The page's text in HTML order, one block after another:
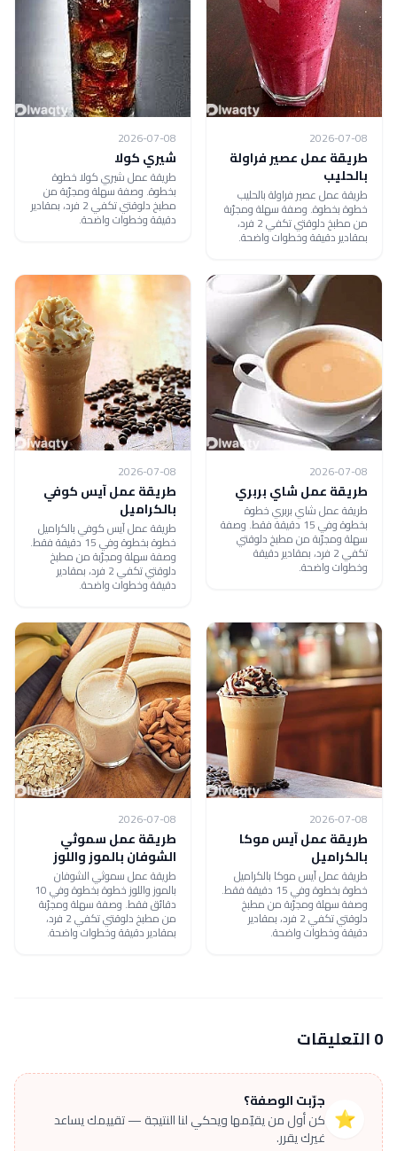
2026-07-08
طريقة عمل عصير فراولة
بالحليب
طريقة عمل عصير فراولة بالحليب
خطوة بخطوة. وصفة سهلة ومجرّبة
من مطبخ دلوقتي تكفي 2 فرد،
بمقادير دقيقة وخطوات واضحة.
2026-07-08
شيري كولا
طريقة عمل شيري كولا خطوة
بخطوة. وصفة سهلة ومجرّبة من
مطبخ دلوقتي تكفي 2 فرد، بمقادير
دقيقة وخطوات واضحة.
2026-07-08
طريقة عمل شاي بربري
طريقة عمل شاي بربري خطوة
بخطوة وفي 15 دقيقة فقط. وصفة
سهلة ومجرّبة من مطبخ دلوقتي
تكفي 2 فرد، بمقادير دقيقة
وخطوات واضحة.
2026-07-08
طريقة عمل آيس كوفي
بالكراميل
طريقة عمل آيس كوفي بالكراميل
خطوة بخطوة وفي 15 دقيقة فقط.
وصفة سهلة ومجرّبة من مطبخ
دلوقتي تكفي 2 فرد، بمقادير
دقيقة وخطوات واضحة.
2026-07-08
طريقة عمل آيس موكا
بالكراميل
طريقة عمل آيس موكا بالكراميل
خطوة بخطوة وفي 15 دقيقة فقط.
وصفة سهلة ومجرّبة من مطبخ
دلوقتي تكفي 2 فرد، بمقادير
دقيقة وخطوات واضحة.
2026-07-08
طريقة عمل سموثي
الشوفان بالموز واللوز
طريقة عمل سموثي الشوفان
بالموز واللوز خطوة بخطوة وفي 10
دقائق فقط. وصفة سهلة ومجرّبة
من مطبخ دلوقتي تكفي 2 فرد،
بمقادير دقيقة وخطوات واضحة.
0 التعليقات
⭐
جرّبت الوصفة؟
كن أول من يقيّمها ويحكي لنا النتيجة — تقييمك يساعد
غيرك يقرر.